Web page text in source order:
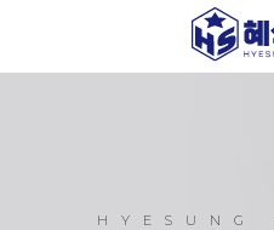
HYESUNG